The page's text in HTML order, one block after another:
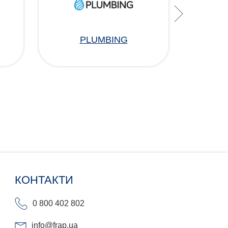
PLUMBING
КОНТАКТИ
0 800 402 802
info@frap.ua